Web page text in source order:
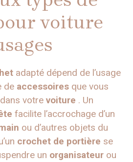
voiture
adapté dépend de l’usage
de accessoires que vous
votre voiture . Un
facilite l’accrochage d’un
ou d’autres objets du
crochet de portière se
un organisateur ou